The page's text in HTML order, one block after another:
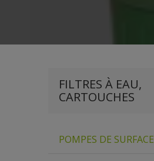
FILTRES À EAU,
CARTOUCHES
POMPES DE SURFACE